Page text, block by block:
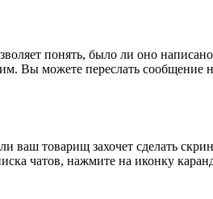
понять, было ли оно написано
Вы можете переслать сообщение
ваш товарищ захочет сделать
чатов, нажмите на иконку